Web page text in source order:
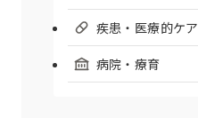
疾患・医療的ケア
病院・療育